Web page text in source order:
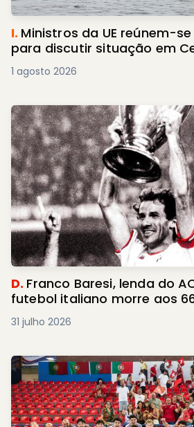
I. Ministros da UE reúnem-
para discutir situação em
1 agosto 2026
D. Franco Baresi, lenda do
futebol italiano morre aos
31 julho 2026